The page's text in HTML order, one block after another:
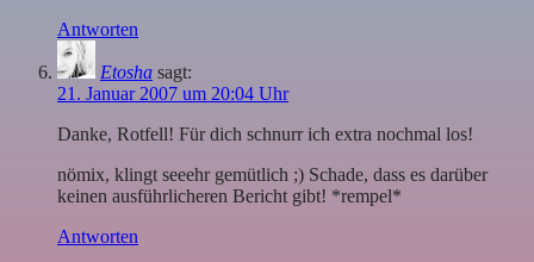
Antworten
Etosha sagt:
21. Januar 2007 um 20:04 Uhr
Danke, Rotfell! Für dich schnurr ich extra nochmal los!
nömix, klingt seeehr gemütlich ;) Schade, dass es darüber
keinen ausführlicheren Bericht gibt! *rempel*
Antworten